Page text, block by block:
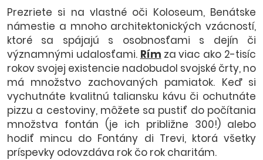
Prezriete si na vlastné oči Koloseum, Benátske
námestie a mnoho architektonických vzácností,
ktoré sa spájajú s osobnosťami s dejín či
významnými udalosťami. Rím za viac ako 2-tisíc
rokov svojej existencie nadobudol svojské črty, no
má množstvo zachovaných pamiatok. Keď si
vychutnáte kvalitnú taliansku kávu či ochutnáte
pizzu a cestoviny, môžete sa pustiť do počítania
množstva fontán (je ich približne 300!) alebo
hodiť mincu do Fontány di Trevi, ktorá všetky
príspevky odovzdáva rok čo rok charitám.